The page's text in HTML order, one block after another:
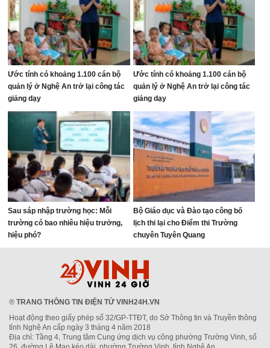
Ước tính có khoảng 1.100 cán bộ
quản lý ở Nghệ An trở lại công tác
giảng dạy
Ước tính có khoảng 1.100 cán bộ
quản lý ở Nghệ An trở lại công tác
giảng dạy
Sau sáp nhập trường học: Mỗi
trường có bao nhiêu hiệu trưởng,
hiệu phó?
Bộ Giáo dục và Đào tạo công bố
lịch thi lại cho Điểm thi Trường
chuyên Tuyên Quang
® TRANG THÔNG TIN ĐIỆN TỬ VINH24H.VN
Hoạt động theo giấy phép số 32/GP-TTĐT, do Sở Thông tin và Truyền thông
tỉnh Nghệ An cấp ngày 3 tháng 4 năm 2018
Địa chỉ: Tầng 4, Trung tâm Cung ứng dịch vụ công phường Trường Vinh, số